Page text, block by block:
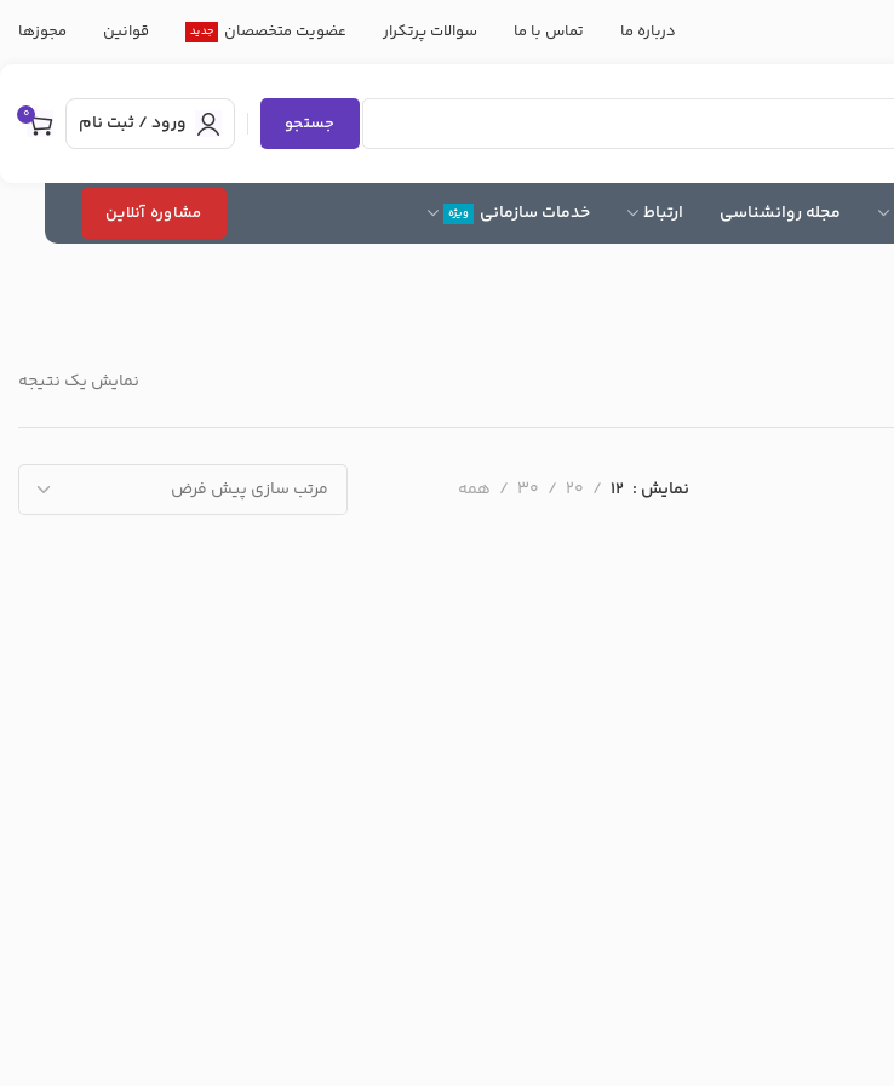
درباره ما تماس با ما سوالات پرتکرار عضویت متخصصان جدید قوانین مجوزها
جستجو ورود / ثبت نام 0
مجله روانشناسی ارتباط خدمات سازمانی ویژه مشاوره آنلاین
نمایش یک نتیجه
نمایش 12
20
30 همه